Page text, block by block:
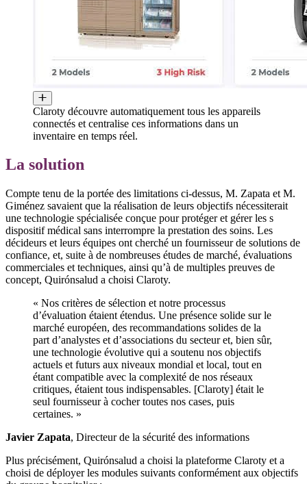
Claroty découvre automatiquement tous les appareils
connectés et centralise ces informations dans un
inventaire en temps réel.
La solution
Compte tenu de la portée des limitations ci-dessus, M. Zapata et M.
Giménez savaient que la réalisation de leurs objectifs nécessiterait
une technologie spécialisée conçue pour protéger et gérer les s
dispositif médical sans interrompre la prestation des soins. Les
décideurs et leurs équipes ont cherché un fournisseur de solutions de
confiance, et, suite à de nombreuses études de marché, évaluations
commerciales et techniques, ainsi qu’à de multiples preuves de
concept, Quirónsalud a choisi Claroty.
« Nos critères de sélection et notre processus
d’évaluation étaient étendus. Une présence solide sur le
marché européen, des recommandations solides de la
part d’analystes et d’associations du secteur et, bien sûr,
une technologie évolutive qui a soutenu nos objectifs
actuels et futurs aux niveaux mondial et local, tout en
étant compatible avec la complexité de nos réseaux
critiques, étaient tous indispensables. [Claroty] était le
seul fournisseur à cocher toutes nos cases, puis
certaines. »
Javier Zapata, Directeur de la sécurité des informations
Plus précisément, Quirónsalud a choisi la plateforme Claroty et a
choisi de déployer les modules suivants conformément aux objectifs